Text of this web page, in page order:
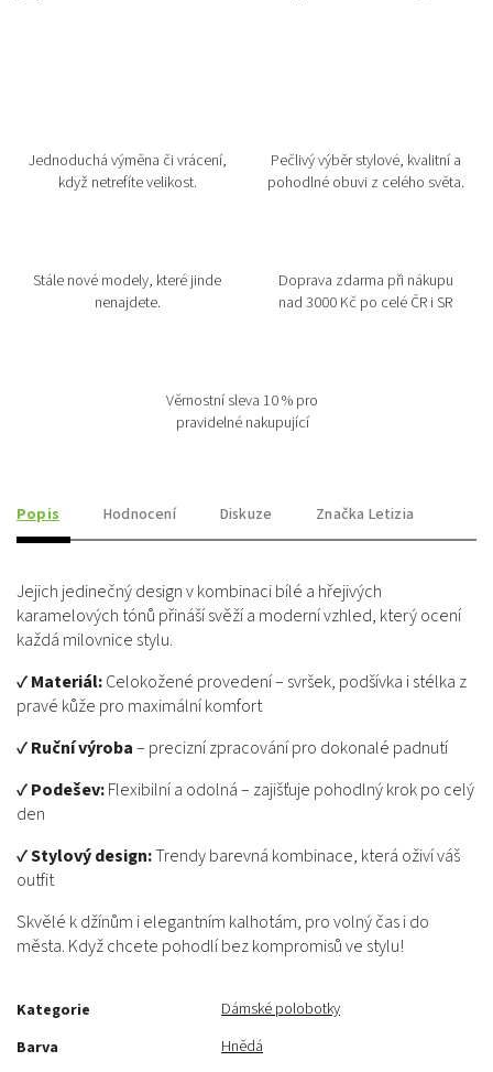
Jednoduchá výměna či vrácení,
když netrefíte velikost.
Pečlivý výběr stylové, kvalitní a
pohodlné obuvi z celého světa.
Stále nové modely, které jinde
nenajdete.
Doprava zdarma při nákupu
nad 3000 Kč po celé ČR i SR
Věrnostní sleva 10 % pro
pravidelné nakupující
Popis Hodnocení Diskuze Značka Letizia
Jejich jedinečný design v kombinaci bílé a hřejivých
karamelových tónů přináší svěží a moderní vzhled, který ocení
každá milovnice stylu.
✔Materiál:Celokožené provedení – svršek, podšívka i stélka z
pravé kůže pro maximální komfort
✔Ruční výroba– precizní zpracování pro dokonalé padnutí
✔Podešev:Flexibilní a odolná – zajišťuje pohodlný krok po celý
den
✔Stylový design:Trendy barevná kombinace, která oživí váš
outfit
Skvělé k džínům i elegantním kalhotám, pro volný čas i do
města. Když chcete pohodlí bez kompromisů ve stylu!
Kategorie
Dámské polobotky
Barva
Hnědá